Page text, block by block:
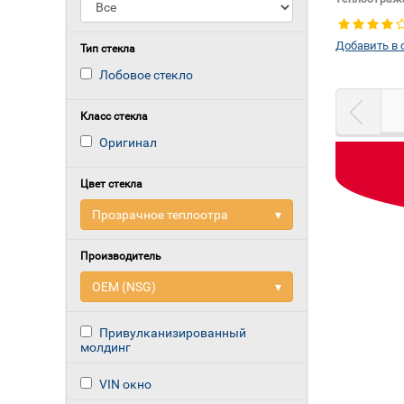
Тип стекла
Лобовое стекло
Класс стекла
Оригинал
Цвет стекла
▾
Прозрачное теплоотра
Производитель
▾
OEM (NSG)
Привулканизированный
молдинг
VIN окно
Цвет
Тип кузова:
Да
Добавить в